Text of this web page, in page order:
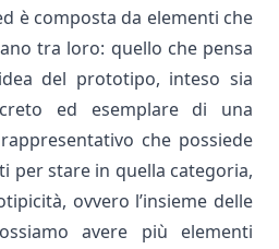
è composta da elementi che
tra loro: quello che pensa
del prototipo, inteso sia
ed esemplare di una
che possiede
per stare in quella categoria,
ovvero l’insieme delle
avere più elementi